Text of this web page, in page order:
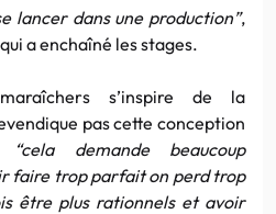
lancer dans une production”,
a enchaîné les stages.
s’inspire de la
pas cette conception
demande beaucoup
faire trop parfait on perd trop
être plus rationnels et avoir